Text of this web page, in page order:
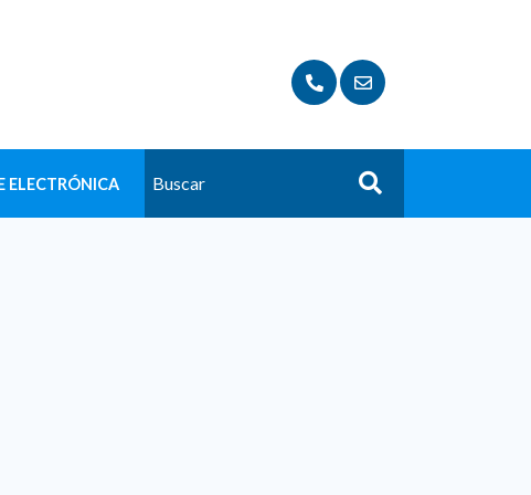
ELECTRÓNICA Buscar